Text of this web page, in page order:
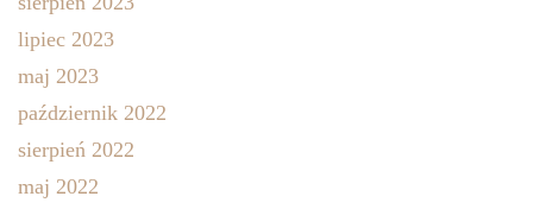
lipiec 2023
maj 2023
październik 2022
sierpień 2022
maj 2022